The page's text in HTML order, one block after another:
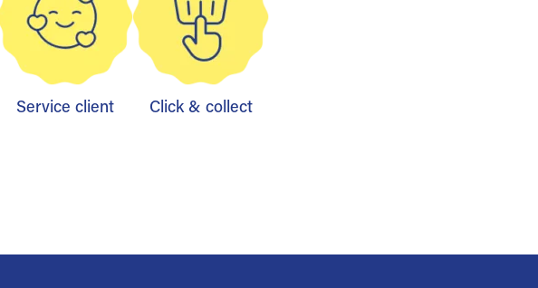
Service client Click & collect